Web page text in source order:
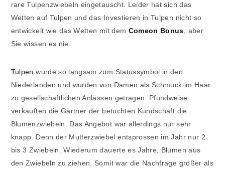
rare Tulpenzwiebeln eingetauscht. Leider hat sich das
Wetten auf Tulpen und das Investieren in Tulpen nicht so
entwickelt wie das Wetten mit dem Comeon Bonus, aber
Sie wissen es nie.
Tulpen wurde so langsam zum Statussymbol in den
Niederlanden und wurden von Damen als Schmuck im Haar
zu gesellschaftlichen Anlässen getragen. Pfundweise
verkauften die Gärtner der betuchten Kundschaft die
Blumenzwiebeln. Das Angebot war allerdings nur sehr
knapp. Denn der Mutterzwiebel entsprossen im Jahr nur 2
bis 3 Zwiebeln. Wiederum dauerte es Jahre, Blumen aus
den Zwiebeln zu ziehen. Somit war die Nachfrage größer als